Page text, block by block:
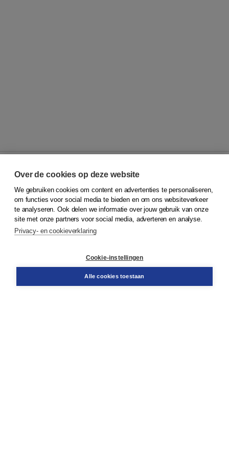
© 2026Koninklijke Boom uitgevers
Klantenservice
Service & informatie
Contact
Over de cookies op deze website
We gebruiken cookies om content en advertenties te personaliseren,
om functies voor social media te bieden en om ons websiteverkeer
te analyseren. Ook delen we informatie over jouw gebruik van onze
site met onze partners voor social media, adverteren en analyse.
Privacy- en cookieverklaring
Cookie-instellingen
Alle cookies toestaan